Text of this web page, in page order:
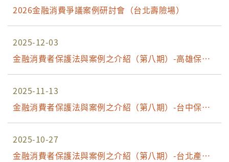
2026金融消費爭議案例研討會（台北壽險場）
2025-12-03
金融消費者保護法與案例之介紹（第八期）-高雄保險
場
2025-11-13
金融消費者保護法與案例之介紹（第八期）-台中保險
場
2025-10-27
金融消費者保護法與案例之介紹（第八期）-台北產險